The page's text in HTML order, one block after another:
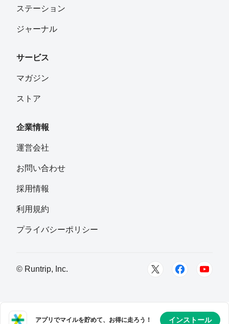
ステーション
ジャーナル
サービス
マガジン
ストア
企業情報
運営会社
お問い合わせ
採用情報
利用規約
プライバシーポリシー
© Runtrip, Inc.
アプリでマイルを貯めて、お得に走ろう！ インストール